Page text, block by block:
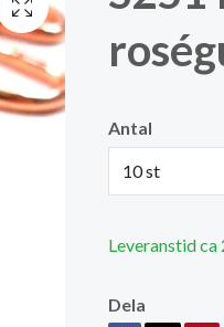
Antal
10 st
Leveranstid ca
Dela